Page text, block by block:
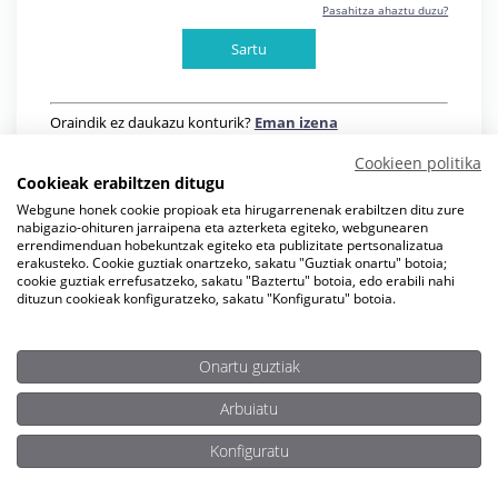
Pasahitza ahaztu duzu?
Oraindik ez daukazu konturik? Eman izena
Cookieen politika
Cookieak erabiltzen ditugu
Webgune honek cookie propioak eta hirugarrenenak erabiltzen ditu zure
nabigazio-ohituren jarraipena eta azterketa egiteko, webgunearen
errendimenduan hobekuntzak egiteko eta publizitate pertsonalizatua
erakusteko. Cookie guztiak onartzeko, sakatu "Guztiak onartu" botoia;
cookie guztiak errefusatzeko, sakatu "Baztertu" botoia, edo erabili nahi
dituzun cookieak konfiguratzeko, sakatu "Konfiguratu" botoia.
Onartu guztiak
Arbuiatu
Konfiguratu